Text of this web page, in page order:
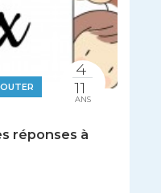
réponses à
4
11
ANS